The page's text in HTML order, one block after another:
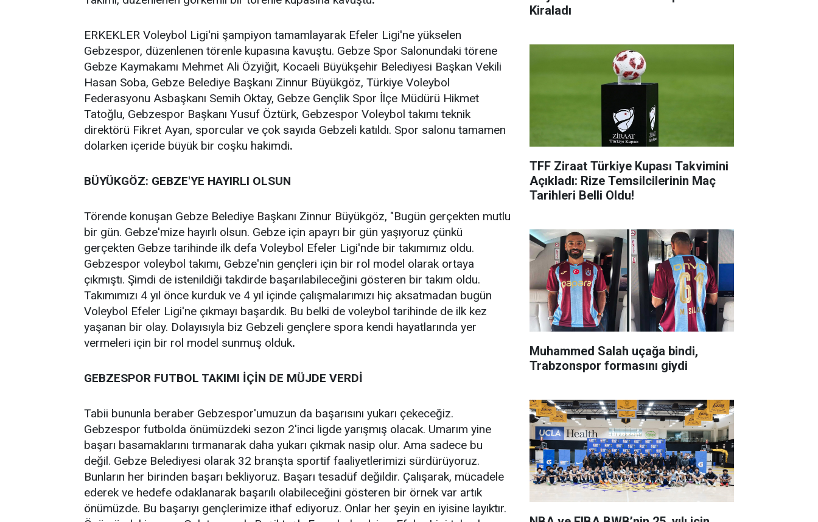
ERKEKLER Voleybol Ligi'ni şampiyon tamamlayarak Efeler Ligi'ne yükselen
Gebzespor, düzenlenen törenle kupasına kavuştu. Gebze Spor Salonundaki törene
Gebze Kaymakamı Mehmet Ali Özyiğit, Kocaeli Büyükşehir Belediyesi Başkan Vekili
Hasan Soba, Gebze Belediye Başkanı Zinnur Büyükgöz, Türkiye Voleybol
Federasyonu Asbaşkanı Semih Oktay, Gebze Gençlik Spor İlçe Müdürü Hikmet
Tatoğlu, Gebzespor Başkanı Yusuf Öztürk, Gebzespor Voleybol takımı teknik
direktörü Fikret Ayan, sporcular ve çok sayıda Gebzeli katıldı. Spor salonu tamamen
dolarken içeride büyük bir coşku hakimdi.
BÜYÜKGÖZ: GEBZE'YE HAYIRLI OLSUN
Törende konuşan Gebze Belediye Başkanı Zinnur Büyükgöz, "Bugün gerçekten mutlu
bir gün. Gebze'mize hayırlı olsun. Gebze için apayrı bir gün yaşıyoruz çünkü
gerçekten Gebze tarihinde ilk defa Voleybol Efeler Ligi'nde bir takımımız oldu.
Gebzespor voleybol takımı, Gebze'nin gençleri için bir rol model olarak ortaya
çıkmıştı. Şimdi de istenildiği takdirde başarılabileceğini gösteren bir takım oldu.
Takımımızı 4 yıl önce kurduk ve 4 yıl içinde çalışmalarımızı hiç aksatmadan bugün
Voleybol Efeler Ligi'ne çıkmayı başardık. Bu belki de voleybol tarihinde de ilk kez
yaşanan bir olay. Dolayısıyla biz Gebzeli gençlere spora kendi hayatlarında yer
vermeleri için bir rol model sunmuş olduk.
GEBZESPOR FUTBOL TAKIMI İÇİN DE MÜJDE VERDİ
Tabii bununla beraber Gebzespor'umuzun da başarısını yukarı çekeceğiz.
Gebzespor futbolda önümüzdeki sezon 2'inci ligde yarışmış olacak. Umarım yine
başarı basamaklarını tırmanarak daha yukarı çıkmak nasip olur. Ama sadece bu
değil. Gebze Belediyesi olarak 32 branşta sportif faaliyetlerimizi sürdürüyoruz.
Bunların her birinden başarı bekliyoruz. Başarı tesadüf değildir. Çalışarak, mücadele
ederek ve hedefe odaklanarak başarılı olabileceğini gösteren bir örnek var artık
önümüzde. Bu başarıyı gençlerimize ithaf ediyoruz. Onlar her şeyin en iyisine layıktır.
Kiraladı
TFF Ziraat Türkiye Kupası Takvimini
Açıkladı: Rize Temsilcilerinin Maç
Tarihleri Belli Oldu!
Muhammed Salah uçağa bindi,
Trabzonspor formasını giydi